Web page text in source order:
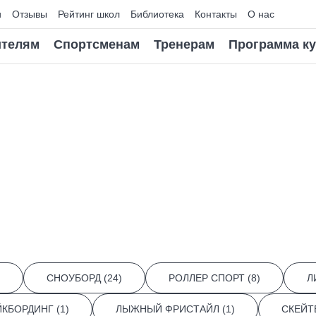
Отзывы Рейтинг школ Библиотека Контакты О нас
Спортсменам Тренерам Программа
СНОУБОРД (24) РОЛЛЕР СПОРТ (8)
(1) ЛЫЖНЫЙ ФРИСТАЙЛ (1)